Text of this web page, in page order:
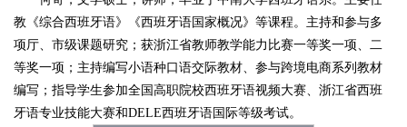
教《综合西班牙语》《西班牙语国家概况》等课程。主持和参与多
项厅、市级课题研究；获浙江省教师教学能力比赛一等奖一项、二
等奖一项；主持编写小语种口语交际教材、参与跨境电商系列教材
编写；指导学生参加全国高职院校西班牙语视频大赛、浙江省西班
牙语专业技能大赛和DELE西班牙语国际等级考试。